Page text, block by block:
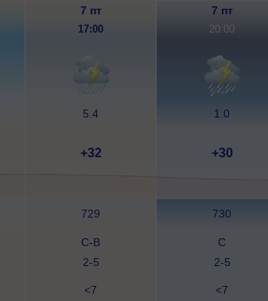
7 пт 7 пт
17:00 20:00
5.4 1.0
+32 +30
729 730
С-В
2-5
С
2-5
<7 <7